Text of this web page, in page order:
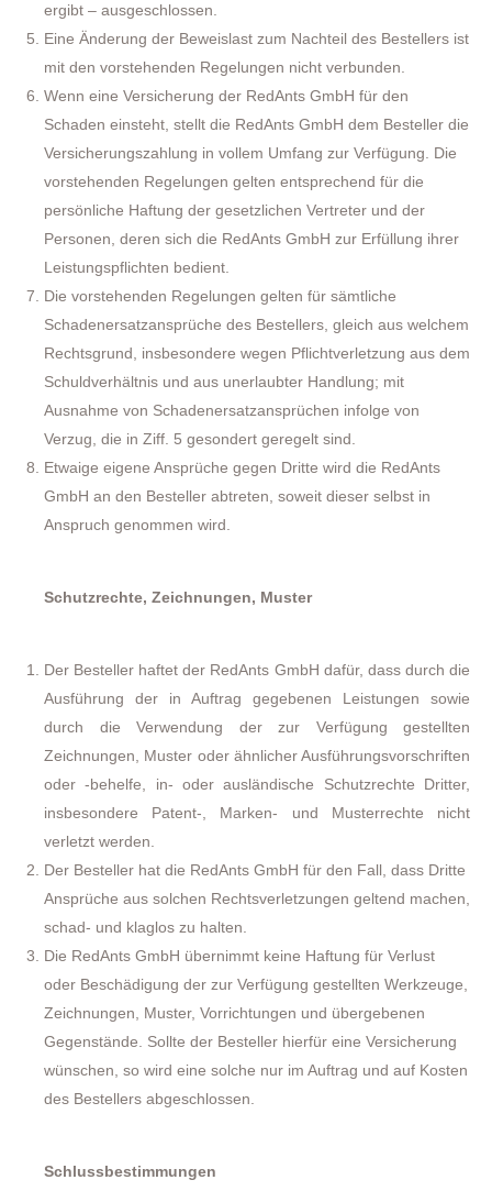
ergibt – ausgeschlossen.
Eine Änderung der Beweislast zum Nachteil des Bestellers ist
mit den vorstehenden Regelungen nicht verbunden.
Wenn eine Versicherung der RedAnts GmbH für den
Schaden einsteht, stellt die RedAnts GmbH dem Besteller die
Versicherungszahlung in vollem Umfang zur Verfügung. Die
vorstehenden Regelungen gelten entsprechend für die
persönliche Haftung der gesetzlichen Vertreter und der
Personen, deren sich die RedAnts GmbH zur Erfüllung ihrer
Leistungspflichten bedient.
Die vorstehenden Regelungen gelten für sämtliche
Schadenersatzansprüche des Bestellers, gleich aus welchem
Rechtsgrund, insbesondere wegen Pflichtverletzung aus dem
Schuldverhältnis und aus unerlaubter Handlung; mit
Ausnahme von Schadenersatzansprüchen infolge von
Verzug, die in Ziff. 5 gesondert geregelt sind.
Etwaige eigene Ansprüche gegen Dritte wird die RedAnts
GmbH an den Besteller abtreten, soweit dieser selbst in
Anspruch genommen wird.
Schutzrechte, Zeichnungen, Muster
Der Besteller haftet der RedAnts GmbH dafür, dass durch die
Ausführung der in Auftrag gegebenen Leistungen sowie
durch die Verwendung der zur Verfügung gestellten
Zeichnungen, Muster oder ähnlicher Ausführungsvorschriften
oder -behelfe, in- oder ausländische Schutzrechte Dritter,
insbesondere Patent-, Marken- und Musterrechte nicht
verletzt werden.
Der Besteller hat die RedAnts GmbH für den Fall, dass Dritte
Ansprüche aus solchen Rechtsverletzungen geltend machen,
schad- und klaglos zu halten.
Die RedAnts GmbH übernimmt keine Haftung für Verlust
oder Beschädigung der zur Verfügung gestellten Werkzeuge,
Zeichnungen, Muster, Vorrichtungen und übergebenen
Gegenstände. Sollte der Besteller hierfür eine Versicherung
wünschen, so wird eine solche nur im Auftrag und auf Kosten
des Bestellers abgeschlossen.
Schlussbestimmungen